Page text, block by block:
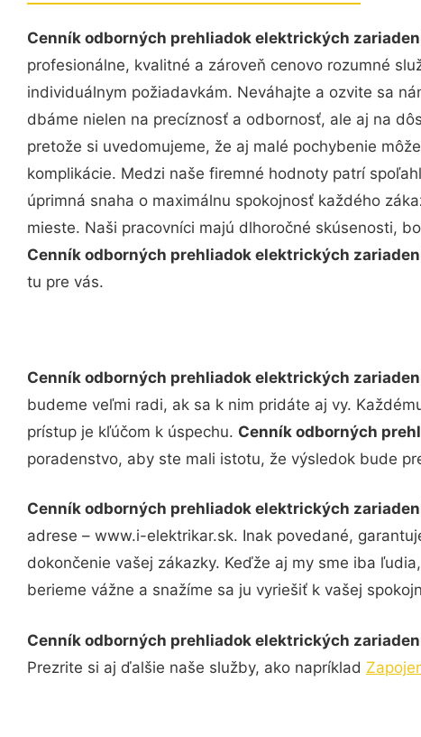
Cenník odborných prehliadok elektrických
profesionálne, kvalitné a zároveň cenovo rozumné
individuálnym požiadavkám. Neváhajte a ozvite sa
dbáme nielen na precíznosť a odbornosť, ale aj na
pretože si uvedomujeme, že aj malé pochybenie
komplikácie. Medzi naše firemné hodnoty patrí
úprimná snaha o maximálnu spokojnosť každého
mieste. Naši pracovníci majú dlhoročné skúsenosti,
Cenník odborných prehliadok elektrických
tu pre vás.
Cenník odborných prehliadok elektrických
budeme veľmi radi, ak sa k nim pridáte aj vy.
prístup je kľúčom k úspechu. Cenník odborných
poradenstvo, aby ste mali istotu, že výsledok bude
Cenník odborných prehliadok elektrických
adrese – www.i-elektrikar.sk. Inak povedané,
dokončenie vašej zákazky. Keďže aj my sme iba
berieme vážne a snažíme sa ju vyriešiť k vašej
Cenník odborných prehliadok elektrických
Prezrite si aj ďalšie naše služby, ako napríklad